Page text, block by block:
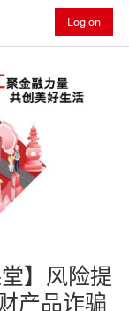
Log on
】风险提
产品诈骗